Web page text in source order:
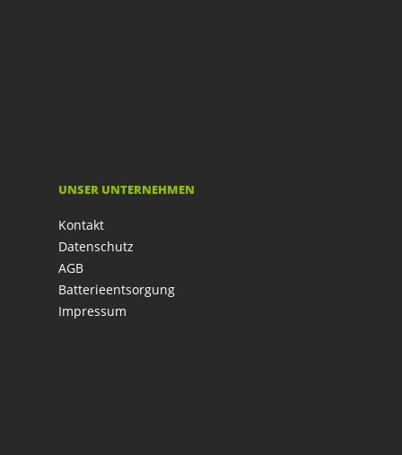
UNSER UNTERNEHMEN
Kontakt
Datenschutz
AGB
Batterieentsorgung
Impressum